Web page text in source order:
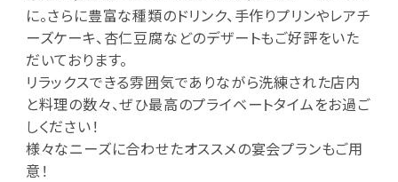
に。さらに豊富な種類のドリンク、手作りプリンやレアチ
ーズケーキ、杏仁豆腐などのデザートもご好評をいた
だいております。
リラックスできる雰囲気でありながら洗練された店内
と料理の数々、ぜひ最高のプライベートタイムをお過ご
しください！
様々なニーズに合わせたオススメの宴会プランもご用
意！